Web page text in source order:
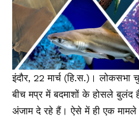
इंदौर, 22 मार्च (हि.स.)।
बीच मप्र में बदमाशों के होसले बुलंद
अंजाम दे रहे हैं। ऐसे में ही एक मामले